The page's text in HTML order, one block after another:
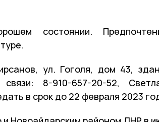
состоянии.
ул. Гоголя, дом 43,
8-910-657-20-52,
в срок до 22 февраля 2023